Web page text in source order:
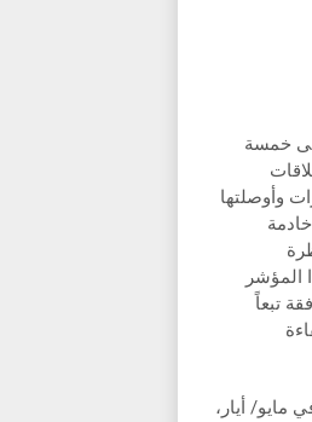
خمسة
وأوصلتها
المؤشر
تبعاً
في مايو/ أيار،